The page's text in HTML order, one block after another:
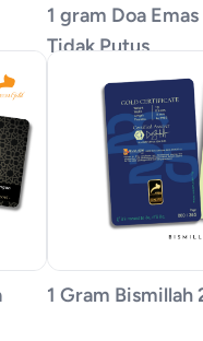
1 gram Doa
Tidak Putus
1 Gram Bismillah